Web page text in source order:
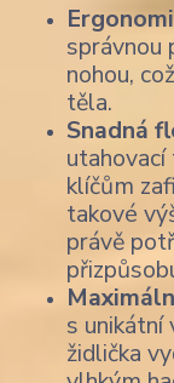
správnou
nohou,
těla.
Snadná
klíčům
takové
právě
s unikátní
židlička